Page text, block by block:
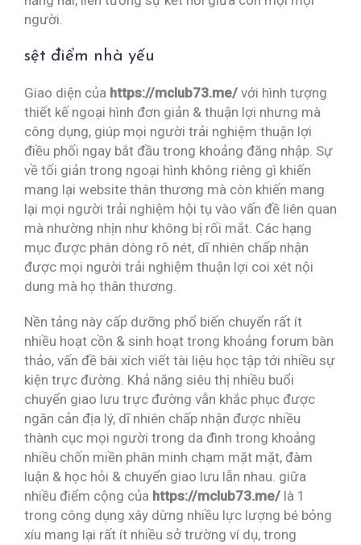
người.
sệt điểm nhà yếu
Giao diện của https://mclub73.me/ với hình tượng
thiết kế ngoại hình đơn giản & thuận lợi nhưng mà
công dụng, giúp mọi người trải nghiệm thuận lợi
điều phối ngay bắt đầu trong khoảng đăng nhập. Sự
về tối giản trong ngoại hình không riêng gì khiến
mang lại website thân thương mà còn khiến mang
lại mọi người trải nghiệm hội tụ vào vấn đề liên quan
mà nhường nhịn như không bị rối mắt. Các hạng
mục được phân dòng rõ nét, dĩ nhiên chấp nhận
được mọi người trải nghiệm thuận lợi coi xét nội
dung mà họ thân thương.
Nền tảng này cấp dưỡng phổ biến chuyển rất ít
nhiều hoạt cồn & sinh hoạt trong khoảng forum bàn
thảo, vấn đề bài xích viết tài liệu học tập tới nhiều sự
kiện trực đường. Khả năng siêu thị nhiều buổi
chuyển giao lưu trực đường vẫn khắc phục được
ngăn cản địa lý, dĩ nhiên chấp nhận được nhiều
thành cục mọi người trong da đình trong khoảng
nhiều chốn miền phân minh chạm mặt mặt, đàm
luận & học hỏi & chuyển giao lưu lẫn nhau. giữa
nhiều điểm cộng của https://mclub73.me/ là 1
trong công dụng xây dừng nhiều lực lượng bé bỏng
xíu mang lại rất ít nhiều sở trường ví dụ, trong